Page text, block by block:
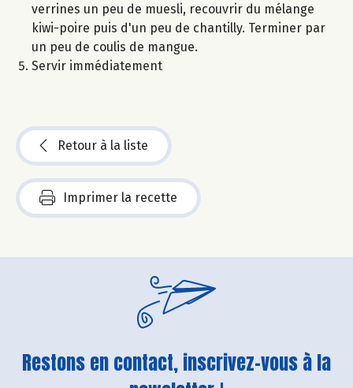
verrines un peu de muesli, recouvrir du mélange
kiwi-poire puis d'un peu de chantilly. Terminer par
un peu de coulis de mangue.
Servir immédiatement
Retour à la liste
Imprimer la recette
Restons en contact, inscrivez-vous à la